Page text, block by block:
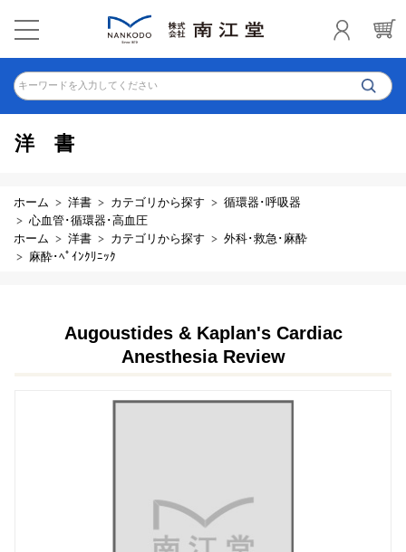
キーワードを入力してください
洋書
ホーム 洋書 カテゴリから探す
循環器･呼吸器
心血管･循環器･高血圧
ホーム
洋書 カテゴリから探す
外科･救急･麻酔
麻酔･ﾍﾟｲﾝｸﾘﾆｯｸ
Augoustides & Kaplan's Cardiac
Anesthesia Review